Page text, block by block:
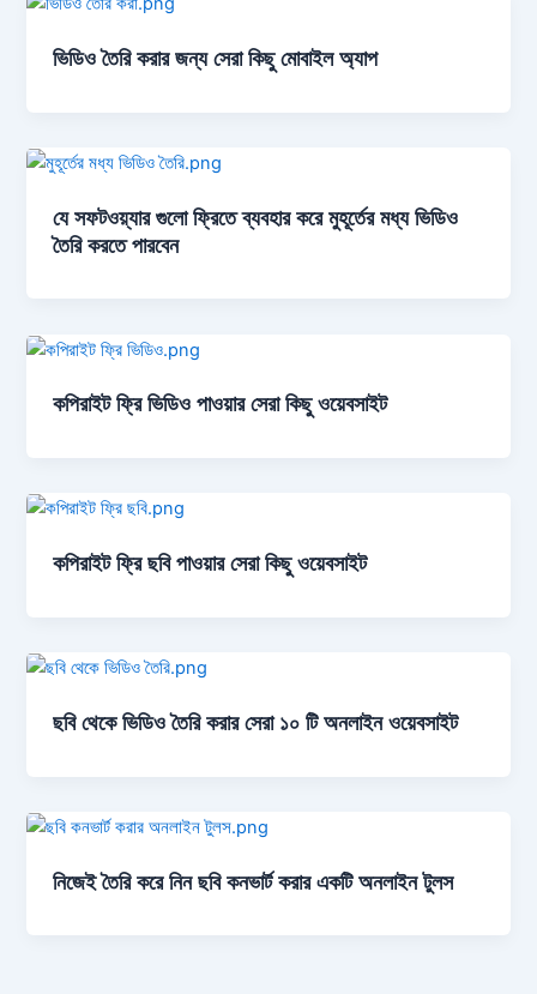
ভিডিও তৈরি করার জন্য সেরা কিছু মোবাইল অ্যাপ
যে সফটওয়্যার গুলো ফ্রিতে ব্যবহার করে মুহূর্তের মধ্য ভিডিও
তৈরি করতে পারবেন
কপিরাইট ফ্রি ভিডিও পাওয়ার সেরা কিছু ওয়েবসাইট
কপিরাইট ফ্রি ছবি পাওয়ার সেরা কিছু ওয়েবসাইট
ছবি থেকে ভিডিও তৈরি করার সেরা ১০ টি অনলাইন ওয়েবসাইট
নিজেই তৈরি করে নিন ছবি কনভার্ট করার একটি অনলাইন টুলস